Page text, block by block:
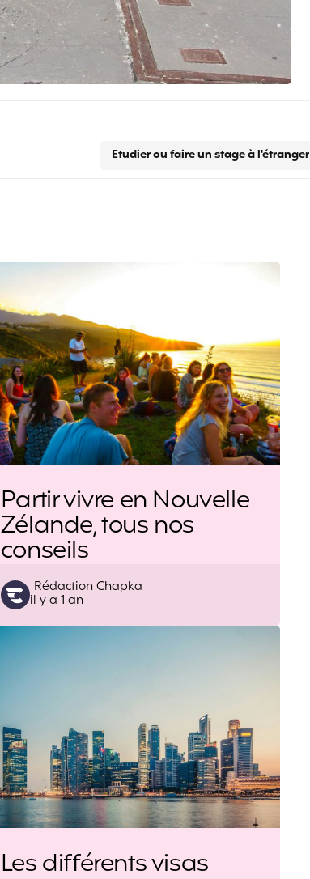
Etudier ou faire un stage à l'étranger
Partir vivre en Nouvelle
Zélande, tous nos
conseils
Posted
by
Rédaction Chapka
il y a 1 an
Les différents visas